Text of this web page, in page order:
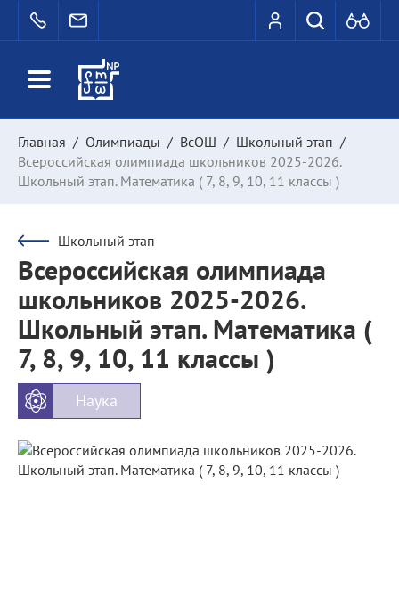
Главная / Олимпиады / ВсОШ / Школьный этап /
Всероссийская олимпиада школьников 2025-2026.
Школьный этап. Математика ( 7, 8, 9, 10, 11 классы )
Школьный этап
Всероссийская олимпиада
школьников 2025-2026.
Школьный этап. Математика (
7, 8, 9, 10, 11 классы )
Наука